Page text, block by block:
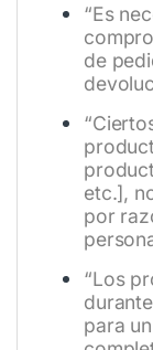
“Es
de
etc.],
por
“Los
para